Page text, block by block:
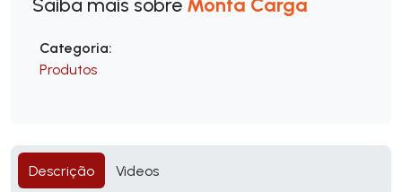
Categoria:
Produtos
Descrição Videos